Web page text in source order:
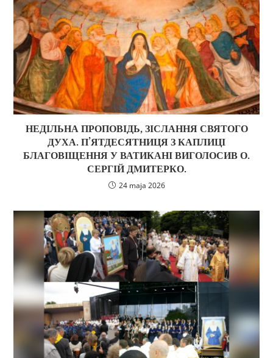
НЕДІЛЬНА ПРОПОВІДЬ, ЗІСЛАННЯ СВЯТОГО
ДУХА. П’ЯТДЕСЯТНИЦЯ З КАПЛИЦІ
БЛАГОВІЩЕННЯ У ВАТИКАНІ ВИГОЛОСИВ О.
СЕРГІЙ ДМИТЕРКО.
24 maja 2026